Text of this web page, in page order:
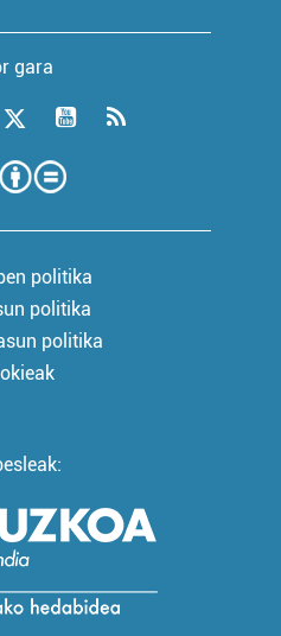
gara
politika
politika
politika